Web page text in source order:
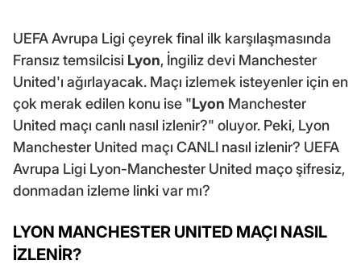
UEFA Avrupa Ligi çeyrek final ilk karşılaşmasında
Fransız temsilcisi Lyon, İngiliz devi Manchester
United'ı ağırlayacak. Maçı izlemek isteyenler için en
çok merak edilen konu ise "Lyon Manchester
United maçı canlı nasıl izlenir?" oluyor. Peki, Lyon
Manchester United maçı CANLI nasıl izlenir? UEFA
Avrupa Ligi Lyon-Manchester United maço şifresiz,
donmadan izleme linki var mı?
LYON MANCHESTER UNITED MAÇI NASIL
İZLENİR?